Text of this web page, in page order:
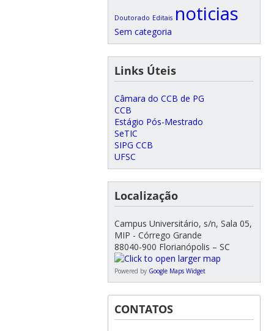
Doutorado Editais noticias
Sem categoria
Links Úteis
Câmara do CCB de PG
CCB
Estágio Pós-Mestrado
SeTIC
SIPG CCB
UFSC
Localização
Campus Universitário, s/n, Sala 05,
MIP - Córrego Grande
88040-900 Florianópolis – SC
Powered by Google Maps Widget
CONTATOS